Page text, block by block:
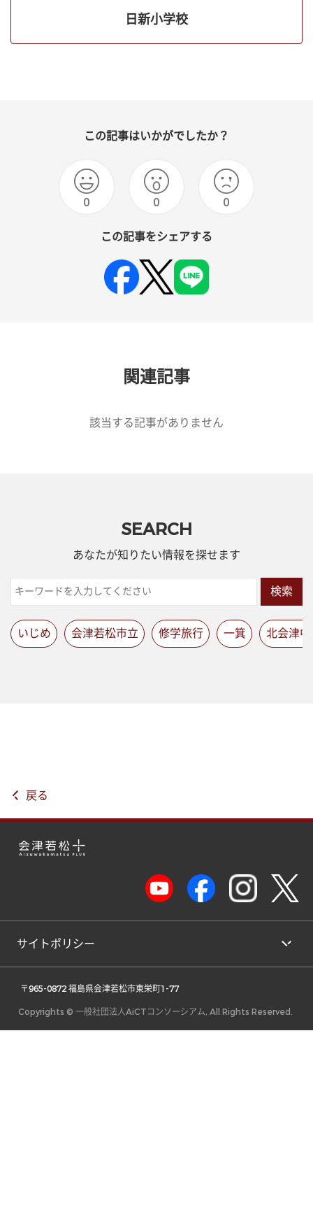
日新小学校
この記事はいかがでしたか？
0 0 0
この記事をシェアする
関連記事
該当する記事がありません
SEARCH
あなたが知りたい情報を探せます
検索
いじめ 会津若松市立 修学旅行 一箕 北会津中
戻る
サイトポリシー
〒965-0872 福島県会津若松市東栄町1-77
Copyrights © 一般社団法人AiCTコンソーシアム, All Rights Reserved.